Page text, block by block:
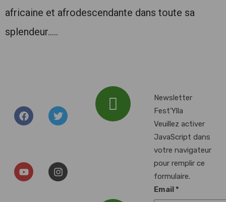
africaine et afrodescendante dans toute sa
splendeur…..
Newsletter
Fest'Ylla
Veuillez activer
JavaScript dans
votre navigateur
pour remplir ce
formulaire.
Email*